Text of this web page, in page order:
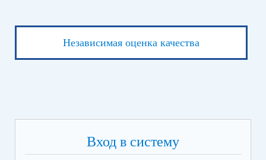
Независимая оценка качества
Вход в систему